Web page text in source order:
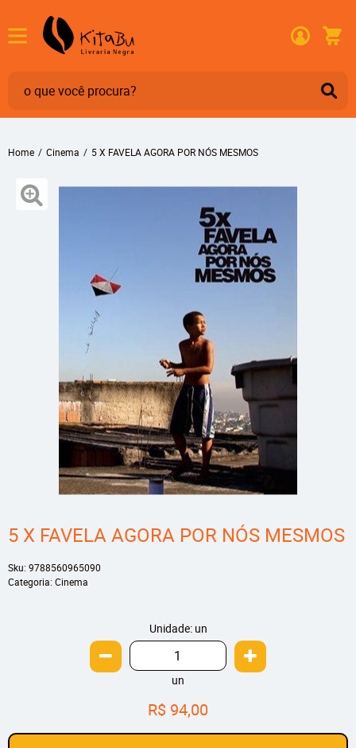
Home Cinema 5 X FAVELA AGORA POR NÓS MESMOS
5 X FAVELA AGORA POR NÓS MESMOS
Sku: 9788560965090
Categoria: Cinema
Unidade: un
un
R$ 94,00